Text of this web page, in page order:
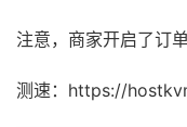
注意，商家开启了订
测速：https://